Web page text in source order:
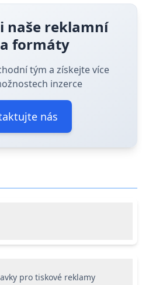
naše reklamní
formáty
tým a získejte více
inzerce
nás
pro tiskové reklamy